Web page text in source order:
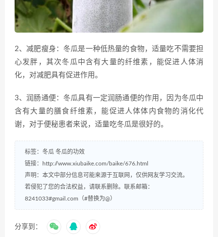
2、减肥瘦身：冬瓜是一种低热量的食物，适量吃不需要担
心发胖，其次冬瓜中含有大量的纤维素，能促进人体消
化，对减肥具有促进作用。
3、润肠通便：冬瓜具有一定润肠通便的作用，因为冬瓜中
含有大量的膳食纤维素，能促进人体体内食物的消化代
谢，对于便秘患者来说，适量吃冬瓜是很好的。
标签： 冬瓜 冬瓜的功效
链接：
http://www.xiubaike.com/baike/676.html
声明：本文中部分信息可能来源于互联网，仅供网友学习交流。
若侵犯了您的合法权益，请联系删除。联系邮箱：
8241033#gmail.com（#替换为@）
分享到：